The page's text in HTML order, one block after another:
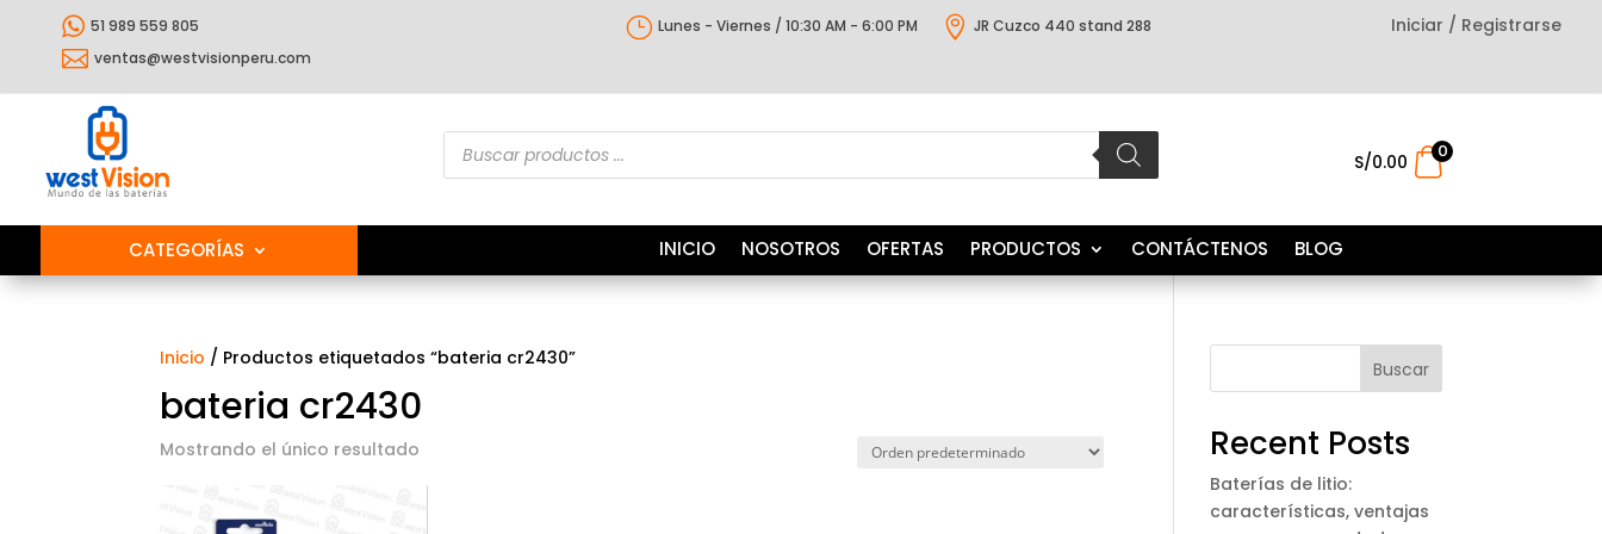
 51 989 559 805
 ventas@westvisionperu.com
} Lunes - Viernes / 10:30 AM - 6:00 PM  JR Cuzco 440 stand 288 Iniciar / Registrarse
Búsqueda
de
productos S/0.00 0
CATEGORÍAS INICIO NOSOTROS OFERTAS PRODUCTOS CONTÁCTENOS BLOG
Inicio / Productos etiquetados “bateria cr2430”
bateria cr2430
Mostrando el único resultado
Buscar
Recent Posts
Baterías de litio:
características, ventajas